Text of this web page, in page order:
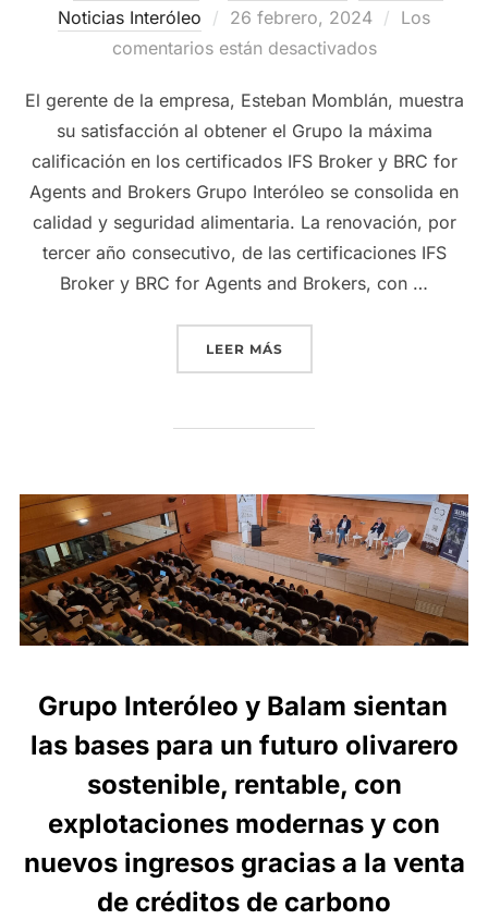
Noticias Interóleo
Publicado
el
26 febrero, 2024
Los
comentarios están desactivados
El gerente de la empresa, Esteban Momblán, muestra
su satisfacción al obtener el Grupo la máxima
calificación en los certificados IFS Broker y BRC for
Agents and Brokers Grupo Interóleo se consolida en
calidad y seguridad alimentaria. La renovación, por
tercer año consecutivo, de las certificaciones IFS
Broker y BRC for Agents and Brokers, con …
LEER MÁS«GRUPO INTERÓLEO
Grupo Interóleo y Balam sientan
las bases para un futuro olivarero
sostenible, rentable, con
explotaciones modernas y con
nuevos ingresos gracias a la venta
de créditos de carbono